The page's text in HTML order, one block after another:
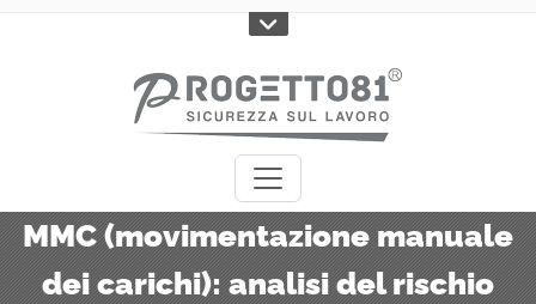
MMC (movimentazione manuale
dei carichi): analisi del rischio